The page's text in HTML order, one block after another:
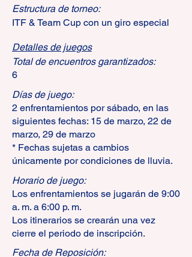
Estructura de torneo:
ITF & Team Cup con un giro especial
Detalles de juegos
Total de encuentros garantizados:
6
Días de juego:
2 enfrentamientos por sábado, en las
siguientes fechas: 15 de marzo, 22 de
marzo, 29 de marzo
* Fechas sujetas a cambios
únicamente por condiciones de lluvia.
Horario de juego:
Los enfrentamientos se jugarán de 9:00
a. m. a 6:00 p. m.
Los itinerarios se crearán una vez
cierre el periodo de inscripción.
Fecha de Reposición: